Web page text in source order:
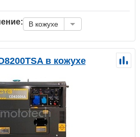
В кожухе
в кожухе